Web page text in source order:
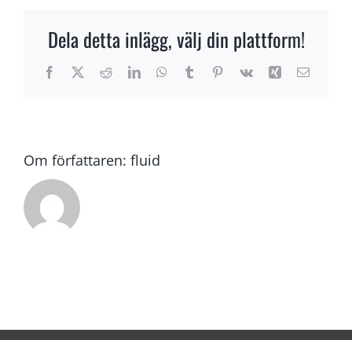
Dela detta inlägg, välj din plattform!
Facebook
X RedditLinkedInWhatsApp
TumblrPinterest
Vk Xing E-
Om författaren: fluid